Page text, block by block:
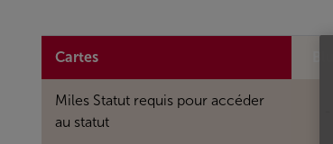
Cartes
Miles Statut requis pour accéder
au statut